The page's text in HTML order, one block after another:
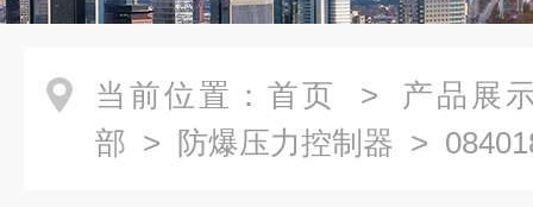
当前位置： 首页 > 产品展
部 > 防爆压力控制器 >